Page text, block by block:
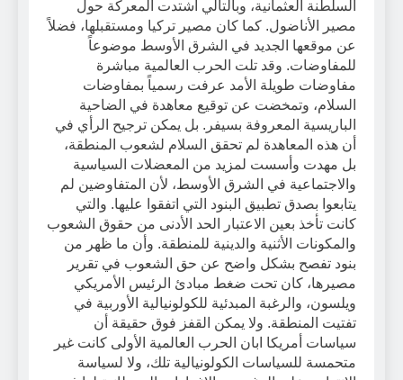
السلطنة العثمانية، وبالتالي اشتدت المعركة حول
مصير الأناضول. كما كان مصير تركيا ومستقبلها، فضلاً
عن موقعها الجديد في الشرق الأوسط موضوعاً
للمفاوضات. وقد تلت الحرب العالمية مباشرة
مفاوضات طويلة الأمد عرفت رسمياً بمفاوضات
السلام، وتمخضت عن توقيع معاهدة في الضاحية
الباريسية المعروفة بسيفر. بل يمكن ترجيح الرأي في
أن هذه المعاهدة لم تحقق السلام لشعوب المنطقة،
بل مهدت وأسست لمزيد من المعضلات السياسية
والاجتماعية في الشرق الأوسط، لأن المتفاوضين لم
يتابعوا بصدق تطبيق البنود التي اتفقوا عليها. والتي
كانت تأخذ بعين الاعتبار الحد الأدنى من حقوق الشعوب
والمكونات الأثنية والدينية للمنطقة. وأن ما ظهر من
بنود تفصح بشكل واضح عن حق الشعوب في تقرير
مصيرها، كان تحت ضغط مبادئ الرئيس الأمريكي
ويلسون، والرغبة المبدئية للكولونيالية الأوربية في
تفتيت المنطقة. ولا يمكن القفز فوق حقيقة أن
سياسات أمريكا ابان الحرب العالمية الأولى كانت غير
متحمسة للسياسات الكولونيالية تلك، ولا لسياسة